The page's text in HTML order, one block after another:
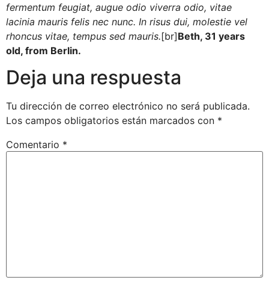
fermentum feugiat, augue odio viverra odio, vitae
lacinia mauris felis nec nunc. In risus dui, molestie vel
rhoncus vitae, tempus sed mauris.[br]Beth, 31 years
old, from Berlin.
Deja una respuesta
Tu dirección de correo electrónico no será publicada.
Los campos obligatorios están marcados con *
Comentario *